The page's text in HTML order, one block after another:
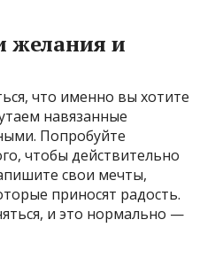
желания и
что именно вы хотите
навязанные
Попробуйте
чтобы действительно
свои мечты,
приносят радость.
и это нормально —